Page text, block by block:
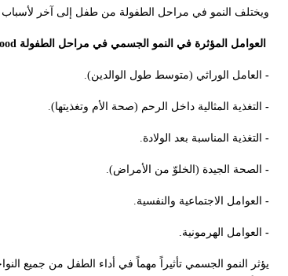
ويختلف النمو في مراحل الطفولة من طفل إلى آخر لأسباب
العوامل المؤثرة في النمو الجسمي في مراحل الطفولة
- العامل الوراثي (متوسط طول الوالدين).
- التغذية المثالية داخل الرحم (صحة الأم وتغذيتها).
- التغذية المناسبة بعد الولادة.
- الصحة الجيدة (الخلوّ من الأمراض).
- العوامل الاجتماعية والنفسية.
- العوامل الهرمونية.
يؤثر النمو الجسمي تأثيراً مهماً في أداء الطفل من جميع